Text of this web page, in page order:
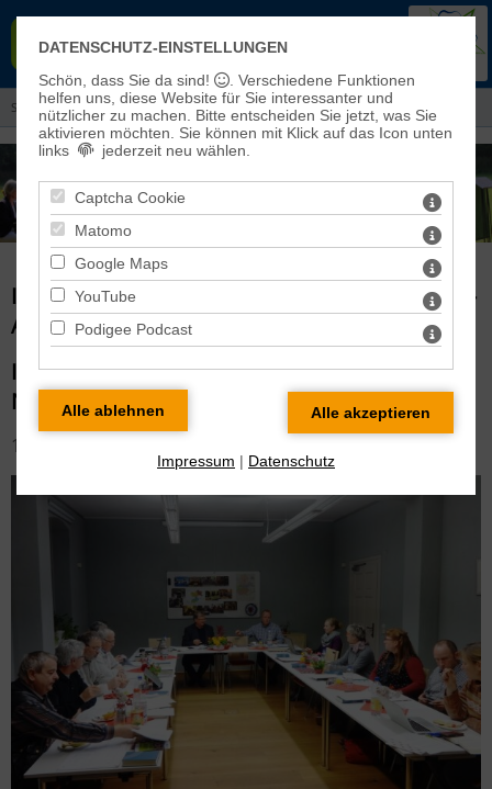
EISLEBEN-SÖMMERDA
Sie sind hier:Aktuelles> Informationen aus dem Kreiskirchenrat
INFORMATIONEN AUS DEM KREISKIRCHENRAT -
ARCHIV
INFORMATIONEN AUS DEM KREISKIRCHENRAT
NOVEMBER 2017
17.11.2017
DATENSCHUTZ-EINSTELLUNGEN
Schön, dass Sie da sind!
. Verschiedene Funktionen
helfen uns, diese Website für Sie interessanter und
nützlicher zu machen.
Bitte entscheiden Sie jetzt, was Sie
aktivieren möchten. Sie können mit Klick auf das Icon unten
links
jederzeit neu wählen.
Captcha Cookie
Matomo
Google Maps
YouTube
Podigee Podcast
Impressum | Datenschutz